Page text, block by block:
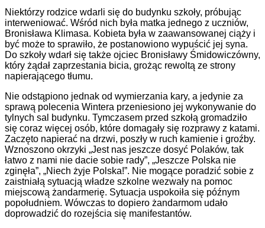
Niektórzy rodzice wdarli się do budynku szkoły, próbując
interweniować. Wśród nich była matka jednego z uczniów,
Bronisława Klimasa. Kobieta była w zaawansowanej ciąży i
być może to sprawiło, że postanowiono wypuścić jej syna.
Do szkoły wdarł się także ojciec Bronisławy Śmidowiczówny,
który żądał zaprzestania bicia, grożąc rewoltą ze strony
napierającego tłumu.
Nie odstąpiono jednak od wymierzania kary, a jedynie za
sprawą polecenia Wintera przeniesiono jej wykonywanie do
tylnych sal budynku. Tymczasem przed szkołą gromadziło
się coraz więcej osób, które domagały się rozprawy z katami.
Zaczęto napierać na drzwi, poszły w ruch kamienie i groźby.
Wznoszono okrzyki „Jest nas jeszcze dosyć Polaków, tak
łatwo z nami nie dacie sobie rady”, „Jeszcze Polska nie
zginęła”, „Niech żyje Polska!”. Nie mogące poradzić sobie z
zaistniałą sytuacją władze szkolne wezwały na pomoc
miejscową żandarmerię. Sytuacja uspokoiła się późnym
popołudniem. Wówczas to dopiero żandarmom udało
doprowadzić do rozejścia się manifestantów.